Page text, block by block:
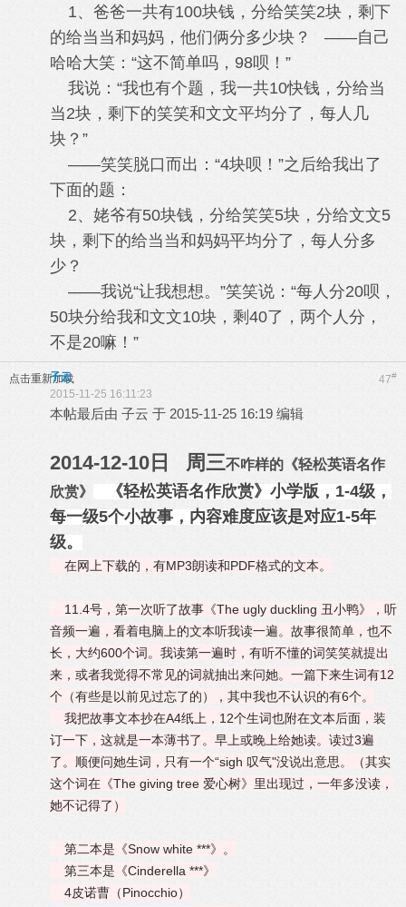
1、爸爸一共有100块钱，分给笑笑2块，剩下
的给当当和妈妈，他们俩分多少块？ ——自己
哈哈大笑：“这不简单吗，98呗！”
我说：“我也有个题，我一共10快钱，分给当
当2块，剩下的笑笑和文文平均分了，每人几
块？”
——笑笑脱口而出：“4块呗！”之后给我出了
下面的题：
2、姥爷有50块钱，分给笑笑5块，分给文文5
块，剩下的给当当和妈妈平均分了，每人分多
少？
——我说“让我想想。”笑笑说：“每人分20呗，
50块分给我和文文10块，剩40了，两个人分，
不是20嘛！”
点击重新加载 47#
子云
2015-11-25 16:11:23
本帖最后由 子云 于 2015-11-25 16:19 编辑
2014-12-10日 周三不咋样的《轻松英语名作
欣赏》
《轻松英语名作欣赏》小学版，1-4级，
每一级5个小故事，内容难度应该是对应1-5年
级。
在网上下载的，有MP3朗读和PDF格式的文本。
11.4号，第一次听了故事《The ugly duckling 丑小鸭》，听
音频一遍，看着电脑上的文本听我读一遍。故事很简单，也不
长，大约600个词。我读第一遍时，有听不懂的词笑笑就提出
来，或者我觉得不常见的词就抽出来问她。一篇下来生词有12
个（有些是以前见过忘了的），其中我也不认识的有6个。
我把故事文本抄在A4纸上，12个生词也附在文本后面，装
订一下，这就是一本薄书了。早上或晚上给她读。读过3遍
了。顺便问她生词，只有一个“sigh 叹气"没说出意思。（其实
这个词在《The giving tree 爱心树》里出现过，一年多没读，
她不记得了）
第二本是《Snow white ***》。
第三本是《Cinderella ***》
4皮诺曹（Pinocchio）